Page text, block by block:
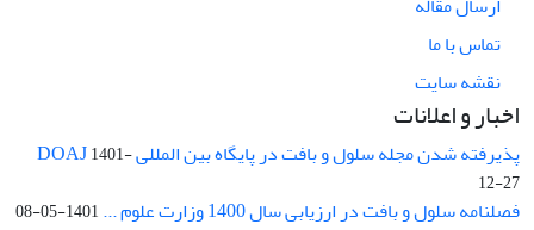
تماس با ما
نقشه سایت
اخبار و اعلانات
پذیرفته شدن مجله سلول و بافت در پایگاه بین المللی DOAJ1401-
12-27
فصلنامه سلول و بافت در ارزیابی سال 1400 وزارت علوم ... 1401-05-08